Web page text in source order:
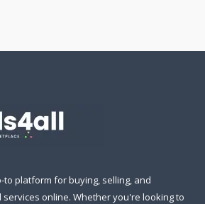
to platform for buying, selling, and
online. Whether you're looking to